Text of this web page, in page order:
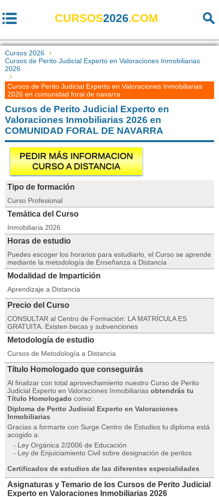
CURSOS2026.COM
Cursos 2026
Cursos de Perito Judicial Experto en Valoraciones Inmobiliarias
2026
Cursos de Perito Judicial Experto en Valoraciones Inmobiliarias
2026 en comunidad foral de navarra
Cursos de Perito Judicial Experto en
Valoraciones Inmobiliarias 2026 en
COMUNIDAD FORAL DE NAVARRA
PEDIR MÁS INFORMACION
CURSO A DISTANCIA
Tipo de formación
Curso Profesional
Temática del Curso
Inmobiliaria 2026
Horas de estudio
Puedes escoger los horarios para estudiarlo, el Curso se aprende
mediante la metodología de Enseñanza a Distancia
Modalidad de Impartición
Aprendizaje a Distancia
Precio del Curso
CONSULTAR al Centro de Formación: LA MATRÍCULA ES
GRATUITA. Existen becas y subvenciones
Metodología de estudio
Cursos de Metodología a Distancia
Título Homologado que conseguirás
Al finalizar con total aprovechamiento nuestro Curso de Perito
Judicial Experto en Valoraciones Inmobiliarias obtendrás tu
Título Homologado como:
Diploma de Perito Judicial Experto en Valoraciones
Inmobiliarias
Gracias a formarte con Surge Centro de Estudios tu diploma está
acogido a:
- Ley Orgánica 2/2006 de Educación
- Ley de Enjuiciamiento Civil sobre designación de peritos
Certificados de estudios de las diferentes especialidades
Asignaturas y Temario de los Cursos de Perito Judicial
Experto en Valoraciones Inmobiliarias 2026